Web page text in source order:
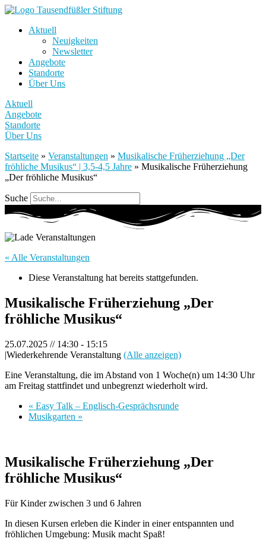
Aktuell
Neuigkeiten
Newsletter
Angebote
Standorte
Über Uns
Aktuell
Angebote
Standorte
Über Uns
Startseite » Veranstaltungen » Musikalische Früherziehung „Der
fröhliche Musikus“ | 3,5-4,5 Jahre » Musikalische Früherziehung
„Der fröhliche Musikus“
Suche
« Alle Veranstaltungen
Diese Veranstaltung hat bereits stattgefunden.
Musikalische Früherziehung „Der
fröhliche Musikus“
25.07.2025 // 14:30 - 15:15
|Wiederkehrende Veranstaltung (Alle anzeigen)
Eine Veranstaltung, die im Abstand von 1 Woche(n) um 14:30 Uhr
am Freitag stattfindet und unbegrenzt wiederholt wird.
« Easy Talk – Englisch-Gesprächsrunde
Musikgarten »
Musikalische Früherziehung „Der
fröhliche Musikus“
Für Kinder zwischen 3 und 6 Jahren
In diesen Kursen erleben die Kinder in einer entspannten und
fröhlichen Umgebung: Musik macht Spaß!